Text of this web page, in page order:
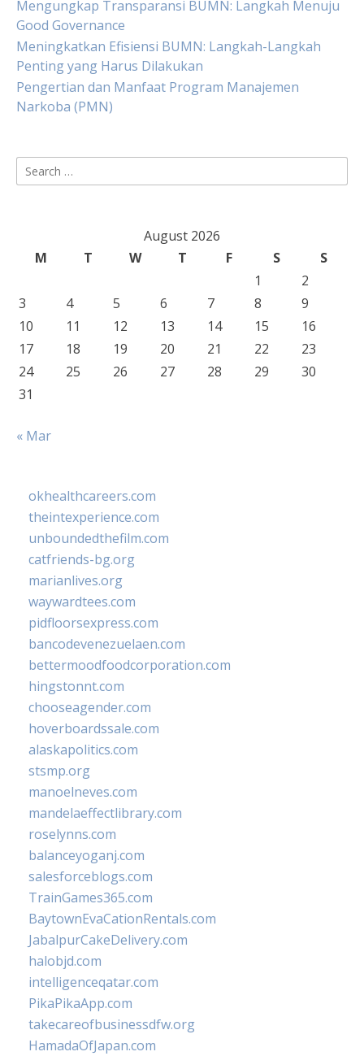
Mengungkap Transparansi BUMN: Langkah Menuju
Good Governance
Meningkatkan Efisiensi BUMN: Langkah-Langkah
Penting yang Harus Dilakukan
Pengertian dan Manfaat Program Manajemen
Narkoba (PMN)
Search
for:
August 2026
M
T W T F S
S
1
2
3
4 5 6 7 8
9
10
11 12 13 14 15
16
17
18 19 20 21 22
23
24
25 26 27 28 29
30
31
« Mar
okhealthcareers.com
theintexperience.com
unboundedthefilm.com
catfriends-bg.org
marianlives.org
waywardtees.com
pidfloorsexpress.com
bancodevenezuelaen.com
bettermoodfoodcorporation.com
hingstonnt.com
chooseagender.com
hoverboardssale.com
alaskapolitics.com
stsmp.org
manoelneves.com
mandelaeffectlibrary.com
roselynns.com
balanceyoganj.com
salesforceblogs.com
TrainGames365.com
BaytownEvaCationRentals.com
JabalpurCakeDelivery.com
halobjd.com
intelligenceqatar.com
PikaPikaApp.com
takecareofbusinessdfw.org
HamadaOfJapan.com